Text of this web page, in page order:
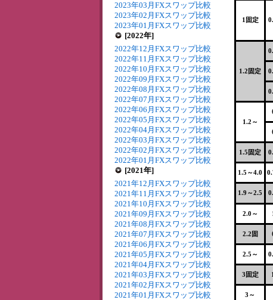
2023年03月FXスワップ比較
2023年02月FXスワップ比較
2023年01月FXスワップ比較
[2022年]
2022年12月FXスワップ比較
2022年11月FXスワップ比較
2022年10月FXスワップ比較
2022年09月FXスワップ比較
2022年08月FXスワップ比較
2022年07月FXスワップ比較
2022年06月FXスワップ比較
2022年05月FXスワップ比較
2022年04月FXスワップ比較
2022年03月FXスワップ比較
2022年02月FXスワップ比較
2022年01月FXスワップ比較
[2021年]
2021年12月FXスワップ比較
2021年11月FXスワップ比較
2021年10月FXスワップ比較
2021年09月FXスワップ比較
2021年08月FXスワップ比較
2021年07月FXスワップ比較
2021年06月FXスワップ比較
2021年05月FXスワップ比較
2021年04月FXスワップ比較
2021年03月FXスワップ比較
2021年02月FXスワップ比較
2021年01月FXスワップ比較
1固定
1.2固定
1.2～
1.5固定
1.5～4.0
1.9～2.5
2.0～
2.2固
2.5～
3固定
3～